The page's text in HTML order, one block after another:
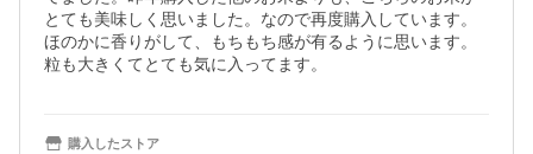
とても美味しく思いました。なので再度購入しています。
ほのかに香りがして、もちもち感が有るように思います。
粒も大きくてとても気に入ってます。
購入したストア